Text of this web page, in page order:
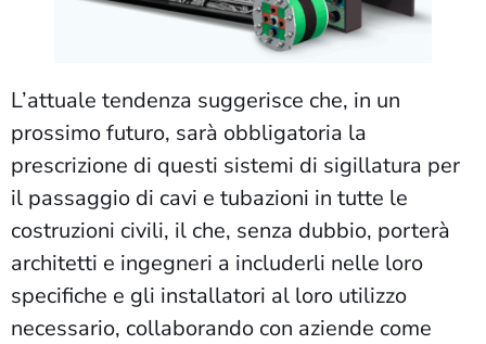
L’attuale tendenza suggerisce che, in un
prossimo futuro, sarà obbligatoria la
prescrizione di questi sistemi di sigillatura per
il passaggio di cavi e tubazioni in tutte le
costruzioni civili, il che, senza dubbio, porterà
architetti e ingegneri a includerli nelle loro
specifiche e gli installatori al loro utilizzo
necessario, collaborando con aziende come